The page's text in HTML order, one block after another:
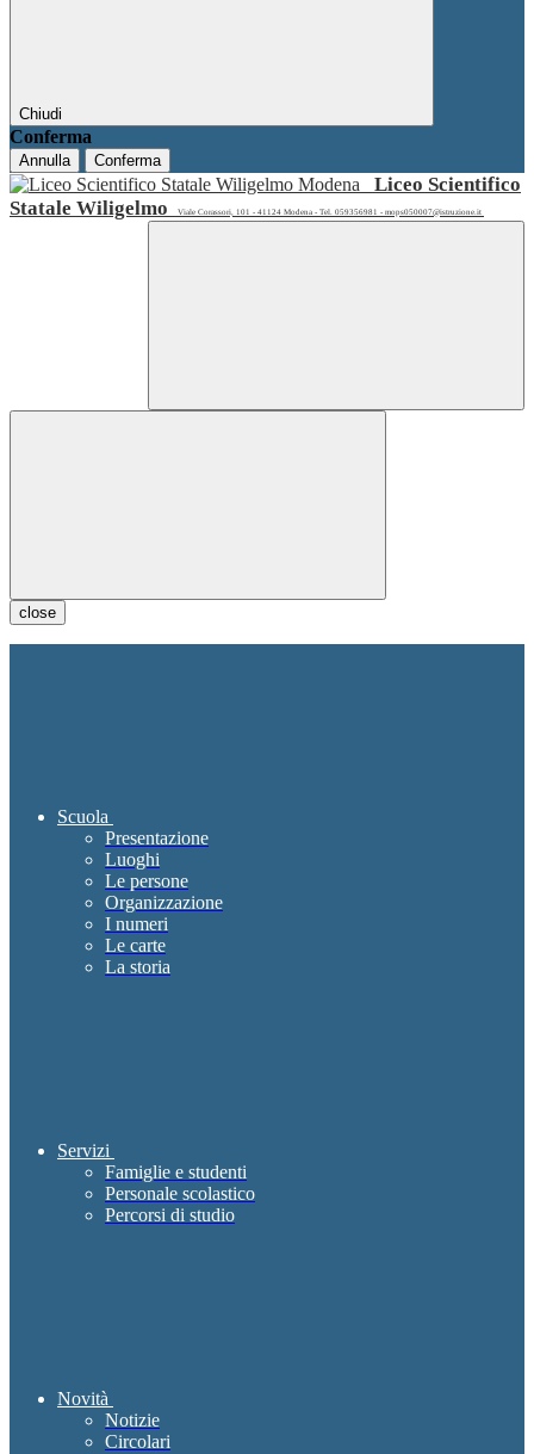
Chiudi
Conferma
Annulla Conferma
Liceo Scientifico
Statale Wiligelmo
Viale Corassori, 101 - 41124 Modena - Tel. 059356981 - mops050007@istruzione.it
close
Scuola
Presentazione
Luoghi
Le persone
Organizzazione
I numeri
Le carte
La storia
Servizi
Famiglie e studenti
Personale scolastico
Percorsi di studio
Novità
Notizie
Circolari